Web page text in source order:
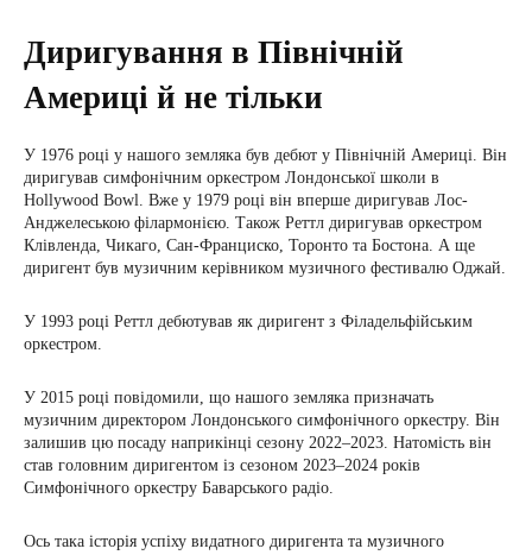
Диригування в Північній
Америці й не тільки
У 1976 році у нашого земляка був дебют у Північній Америці. Він
диригував симфонічним оркестром Лондонської школи в
Hollywood Bowl. Вже у 1979 році він вперше диригував Лос-
Анджелеською філармонією. Також Реттл диригував оркестром
Клівленда, Чикаго, Сан-Франциско, Торонто та Бостона. А ще
диригент був музичним керівником музичного фестивалю Оджай.
У 1993 році Реттл дебютував як диригент з Філадельфійським
оркестром.
У 2015 році повідомили, що нашого земляка призначать
музичним директором Лондонського симфонічного оркестру. Він
залишив цю посаду наприкінці сезону 2022–2023. Натомість він
став головним диригентом із сезоном 2023–2024 років
Симфонічного оркестру Баварського радіо.
Ось така історія успіху видатного диригента та музичного